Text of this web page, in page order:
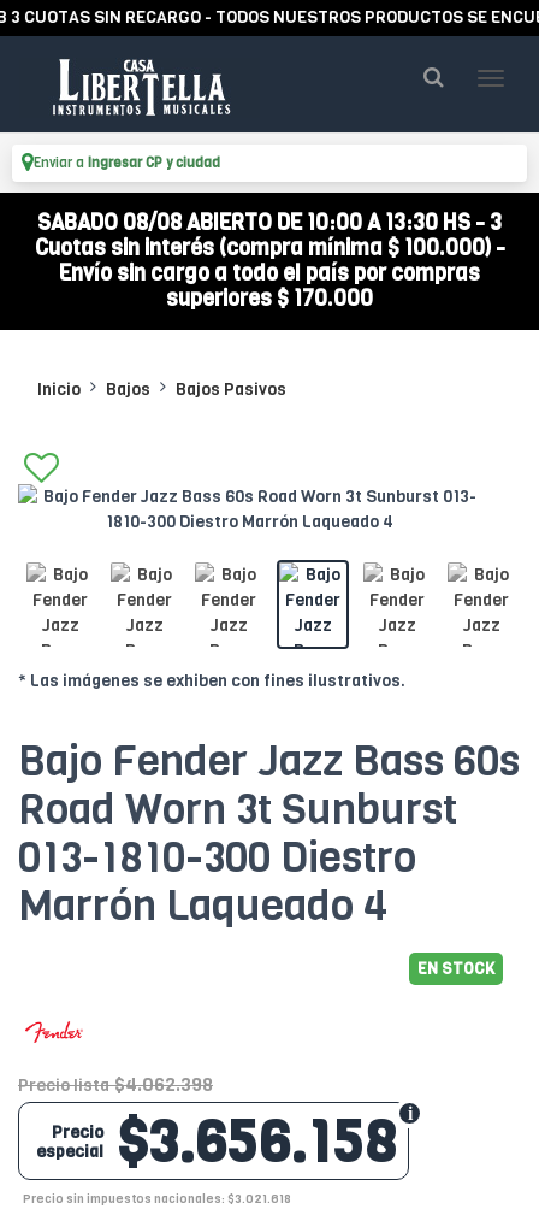
SIN RECARGO - TODOS NUESTROS PRODUCTOS SE
Enviar a Ingresar CP y ciudad
SABADO 08/08 ABIERTO DE 10:00 A 13:30 HS - 3
Cuotas sin interés (compra mínima $ 100.000) -
Envío sin cargo a todo el país por compras
superiores $ 170.000
Inicio Bajos Bajos Pasivos
* Las imágenes se exhiben con fines ilustrativos.
Bajo Fender Jazz Bass 60s
Road Worn 3t Sunburst
013-1810-300 Diestro
Marrón Laqueado 4
EN STOCK
Precio lista $4.062.398
$3.656.158
Precio
especial
Precio sin impuestos nacionales: $3.021.618